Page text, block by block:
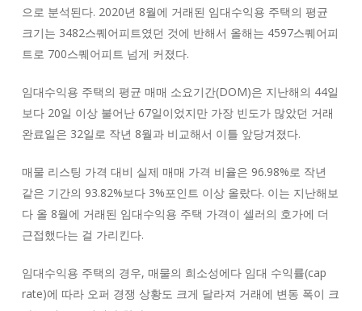
으로 분석된다. 2020년 8월에 거래된 임대수익용 주택의 평균
크기는 3482스퀘어피트였던 것에 반해서 올해는 4597스퀘어피
트로 700스퀘어피트 넘게 커졌다.
임대수익용 주택의 평균 매매 소요기간(DOM)은 지난해의 44일
보다 20일 이상 불어난 67일이었지만 가장 빈도가 많았던 거래
완료일은 32일로 작년 8월과 비교해서 이틀 앞당겨졌다.
매물 리스팅 가격 대비 실제 매매 가격 비율은 96.98%로 작년
같은 기간의 93.82%보다 3%포인트 이상 올랐다. 이는 지난해보
다 올 8월에 거래된 임대수익용 주택 가격이 셀러의 호가에 더
근접했다는 걸 가리킨다.
임대수익용 주택의 경우, 매물의 희소성에다 임대 수익률(cap
rate)에 따라 오퍼 경쟁 상황도 크게 달라져 거래에 변동 폭이 크